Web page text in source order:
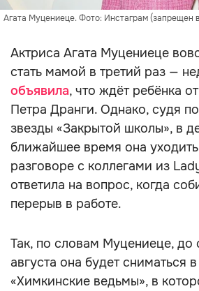
Агата Муцениеце. Фото: Инстаграм (запрещен
Актриса Агата Муцениеце
стать мамой в третий раз —
объявила, что ждёт ребёнка
Петра Дранги. Однако, судя
звезды «Закрытой школы», в
ближайшее время она
разговоре с коллегами из
ответила на вопрос, когда
перерыв в работе.
Так, по словам Муцениеце, до
августа она будет сниматься
«Химкинские ведьмы», в